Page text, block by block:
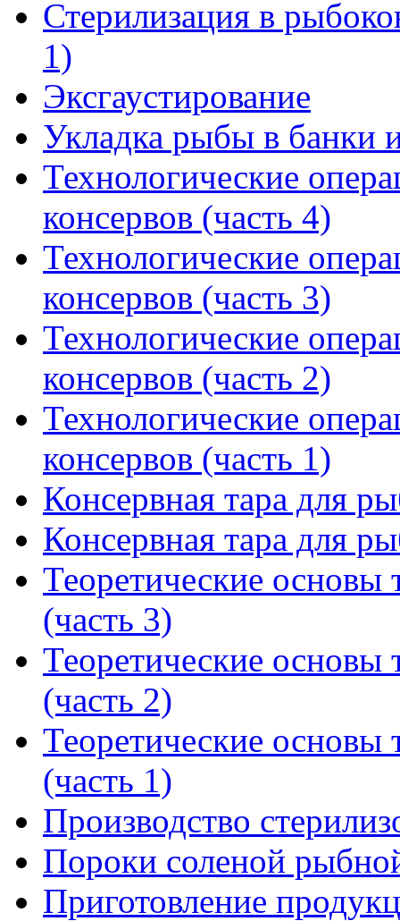
Стерилизация в
1)
Эксгаустирование
Укладка рыбы в банки
Технологические
консервов (часть 4)
Технологические
консервов (часть 3)
Технологические
консервов (часть 2)
Технологические
консервов (часть 1)
Консервная тара для
Консервная тара для
Теоретические
(часть 3)
Теоретические
(часть 2)
Теоретические
(часть 1)
Производство
Пороки соленой
Приготовление